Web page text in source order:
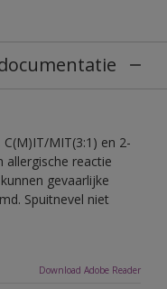
MIT(3:1) en 2-
allergische reactie
gevaarlijke
Spuitnevel niet
Download Adobe Reader